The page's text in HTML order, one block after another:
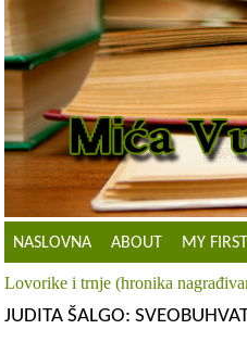
NASLOVNA ABOUT MY
Lovorike i trnje (hronika
JUDITA ŠALGO: